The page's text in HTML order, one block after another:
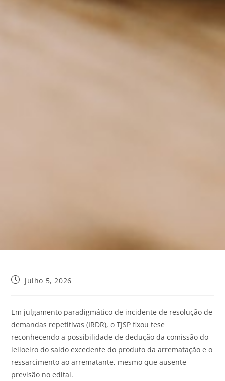
julho 5, 2026
Em julgamento paradigmático de incidente de resolução de
demandas repetitivas (IRDR), o TJSP fixou tese
reconhecendo a possibilidade de dedução da comissão do
leiloeiro do saldo excedente do produto da arrematação e o
ressarcimento ao arrematante, mesmo que ausente
previsão no edital.